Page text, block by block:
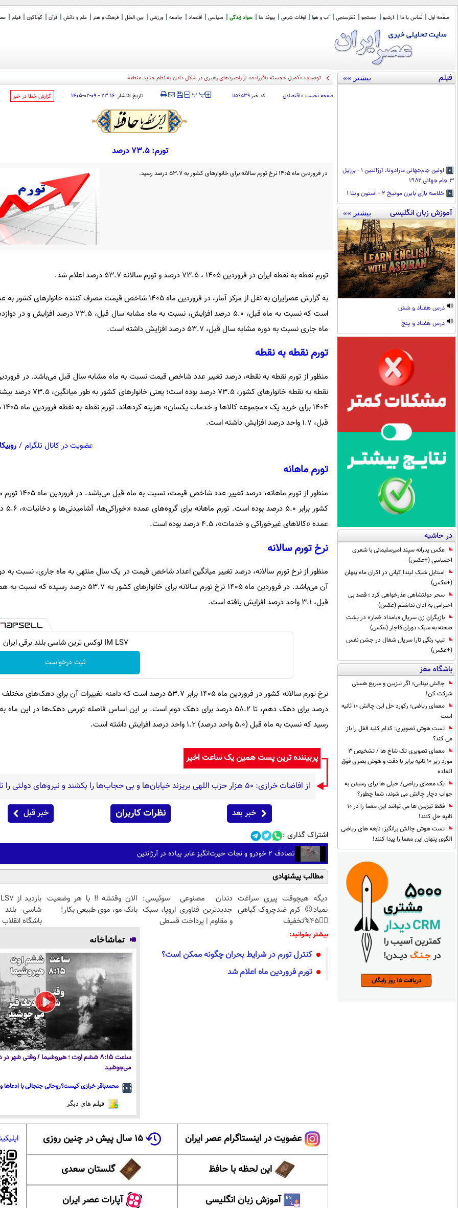
صفحه اول تماس با ما آرشیو جستجو نظرسنجی آب و هوا اوقات شرعی پیوند ها سواد زندگی سیاسی اقتصاد جامعه ورزشی بین الملل فرهنگ و هنر علم و دانش قرآن گوناگون فیلم
فیلم بیشتر »»
اولین جام‌جهانی مارادونا، آرژانتین ۱ - برزیل
۳ جام جهانی ۱۹۸۲
خلاصه بازی بایرن مونیخ ۲ - استون ویلا ۱
آموزش زبان انگلیسی بیشتر »»
درس هفتاد و شش
درس هفتاد و پنج
در حاشیه
عکس پدرانه سپند امیرسلیمانی با شعری
احساسی (+عکس)
استایل شیک لیندا کیانی در اکران ماه پنهان
(+عکس)
سحر دولتشاهی عذرخواهی کرد ؛ قصد بی
احترامی به اذان نداشتم (عکس)
بازیگران زن سریال «بامداد خمار» در پشت
صحنه به سبک دوران قاجار (عکس)
تیپ رنگی تارا سریال شغال در جشن نفس
(+عکس)
باشگاه مغز
چالش بینایی؛ اگر تیزبین و سریع هستی
شرکت کن!
معمای ریاضی؛ رکورد حل این چالش 10 ثانیه
است
تست هوش تصویری: کدام کلید قفل را باز
می کند؟
معمای تصویری تک شاخ ها / تشخیص 3
مورد زیر 10 ثانیه برابر با دقت و هوش بصری فوق
العاده
یک معمای ریاضی/ خیلی ها برای رسیدن به
جواب دچار چالش می شوند، شما چطور؟
فقط تیزبین ها می توانند این معما را در 10
ثانیه حل کنند!
تست هوش چالش برانگیز: نابغه های ریاضی
الگوی پنهان این معما را پیدا کنند!
توصیف «کمیل خجسته باقرزاده» از راهبردهای رهبری در شکل دادن به نظم جدید منطقه
صفحه نخست » اقتصادی کد خبر ۱۱۵۹۵۳۹ ‍‍‍ پ پ تاریخ انتشار: ۲۳:۱۶ - ۰۹-۰۲-۱۴۰۵ ‌گزارش خطا در خبر
تورم: 73.5 درصد
در فروردین ماه 1405 نرخ تورم سالانه برای خانوارهای کشور به 53.7 درصد رسید.
تورم نقطه به نقطه ایران در فروردین 1405 ، 73.5 درصد و تورم سالانه 53.7 درصد اعلام شد.
است که نسبت به ماه قبل، 5.0 درصد افزایش، نسبت به ماه مشابه سال
ماه جاری نسبت به دوره مشابه سال قبل، 53.7 درصد افزایش داشته است.
تورم نقطه به نقطه
نقطه به نقطه خانوارهای کشور، 73.5 درصد
قبل، 1.7 واحد درصد افزایش داشته است.
عضویت در کانال تلگرام / روبیکا
تورم ماهانه
منظور از تورم ماهانه،
عمده «کالاهای غیرخوراکی و خدمات»، 4.5 درصد بوده است.
نرخ تورم سالانه
منظور از نرخ تورم سالانه، درصد تغییر میانگین اعداد شاخص قیمت در یک سال منتهی به ماه جاری، نسبت به
آن می‌باشد. در فروردین ماه 1405 نرخ تورم سالانه برای خانوارهای کشور به
قبل، 3.1 واحد درصد افزایش یافته است.
IM LS7 لوکس ترین شاسی بلند برقی ایران
ثبت درخواست
رسید که نسبت به ماه قبل (5.0 واحد درصد) 1.2 واحد درصد افزایش داشته است.
پربیننده ترین پست همین یک ساعت اخیر
از افاضات خرازی: ۵۰ هزار حزب اللهی بریزند خیابان‌ها و بی حجاب‌ها را بکشند و نیرو‌های دولتی را ناکار کنند!
خبر بعد نظرات کاربران خبر قبل
اشتراک گذاری :
تصادف ۲ خودرو و نجات حیر‌ت‌انگیز عابر پیاده در آرژانتین
مطالب پیشنهادی
دیگه هیچوقت پیری سراغت
نمیاد😉 کرم ضدچروک گیاهی
👈🏻45%تخفیف
دندان مصنوعی سوئیسی:
جدیدترین فناوری اروپا، سبک
و مقاوم | پرداخت قسطی
الان وقتشه‼️ با هر وضعیت
بانک مو، موی طبیعی بکار!
شاسی بلند
باشگاه انقلاب
بیشتر بخوانید:
کنترل تورم در شرایط بحران چگونه ممکن است؟
تورم فروردین ماه اعلام شد
تماشاخانه
ساعت ۸:۱۵ ششم اوت ؛ هیروشیما / وقتی شهر
می‌جوشید
محمدباقر خرازی کیست؟روحانی جنجالی با ادعاها
فیلم های دیگر
عضویت در اینستاگرام عصر ایران ۱۵ سال پیش در چنین روزی
این لحظه با حافظ گلستان سعدی
آموزش زبان انگلیسی آپارات عصر ایران